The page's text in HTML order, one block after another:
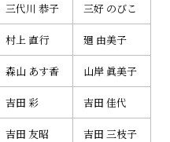
三代川 恭子 三好 のびこ
村上 直行 廻 由美子
森山 あす香 山岸 眞美子
吉田 彩 吉田 佳代
吉田 友昭 吉田 三枝子